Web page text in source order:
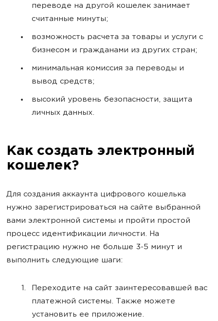
переводе на другой кошелек занимает
считанные минуты;
возможность расчета за товары и услуги с
бизнесом и гражданами из других стран;
минимальная комиссия за переводы и
вывод средств;
высокий уровень безопасности, защита
личных данных.
Как создать электронный
кошелек?
Для создания аккаунта цифрового кошелька
нужно зарегистрироваться на сайте выбранной
вами электронной системы и пройти простой
процесс идентификации личности. На
регистрацию нужно не больше 3-5 минут и
выполнить следующие шаги:
Переходите на сайт заинтересовавшей вас
платежной системы. Также можете
установить ее приложение.